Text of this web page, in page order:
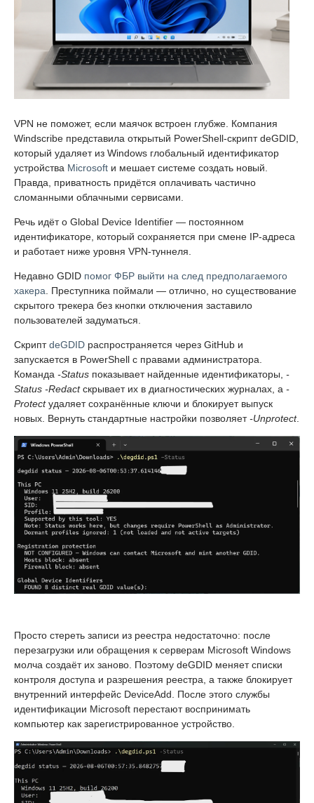
VPN не поможет, если маячок встроен глубже. Компания
Windscribe представила открытый PowerShell-скрипт deGDID,
который удаляет из Windows глобальный идентификатор
устройства Microsoft и мешает системе создать новый.
Правда, приватность придётся оплачивать частично
сломанными облачными сервисами.
Речь идёт о Global Device Identifier — постоянном
идентификаторе, который сохраняется при смене IP-адреса
и работает ниже уровня VPN-туннеля.
Недавно GDID помог ФБР выйти на след предполагаемого
хакера . Преступника поймали — отлично, но существование
скрытого трекера без кнопки отключения заставило
пользователей задуматься.
СкриптdeGDID распространяется через GitHub и
запускается в PowerShell с правами администратора.
Команда -Status показывает найденные идентификаторы, -
Status -Redactскрывает их в диагностических журналах, а -
Protectудаляет сохранённые ключи и блокирует выпуск
новых. Вернуть стандартные настройки позволяет-Unprotect.
Просто стереть записи из реестра недостаточно: после
перезагрузки или обращения к серверам Microsoft Windows
молча создаёт их заново. Поэтому deGDID меняет списки
контроля доступа и разрешения реестра, а также блокирует
внутренний интерфейс DeviceAdd. После этого службы
идентификации Microsoft перестают воспринимать
компьютер как зарегистрированное устройство.